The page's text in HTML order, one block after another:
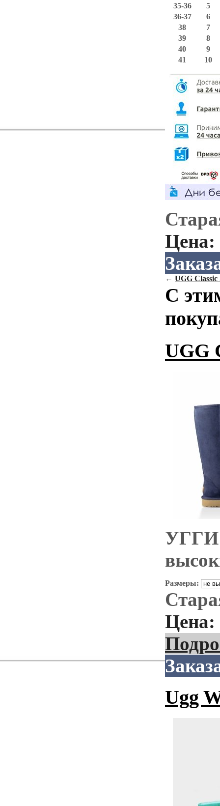
35-36
5
36-37
6
38
7
39
8
40
9
41
10
Цена:
← UGG
С
UGG
УГГИ
Размеры:
Цена:
Ugg